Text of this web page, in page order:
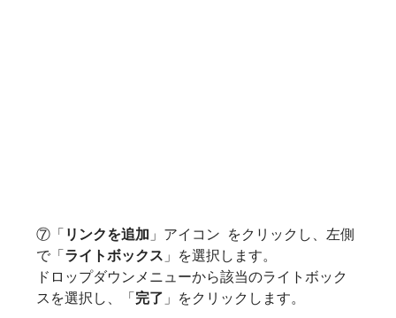
⑦「 リンクを追加 」アイコン  をクリックし、左側
で「ライトボックス 」を選択します。
ドロップダウンメニューから該当のライトボック
スを選択し、「完了 」をクリックします。